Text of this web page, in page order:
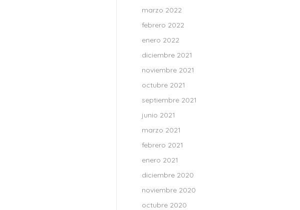
marzo 2022
febrero 2022
enero 2022
diciembre 2021
noviembre 2021
octubre 2021
septiembre 2021
junio 2021
marzo 2021
febrero 2021
enero 2021
diciembre 2020
noviembre 2020
octubre 2020